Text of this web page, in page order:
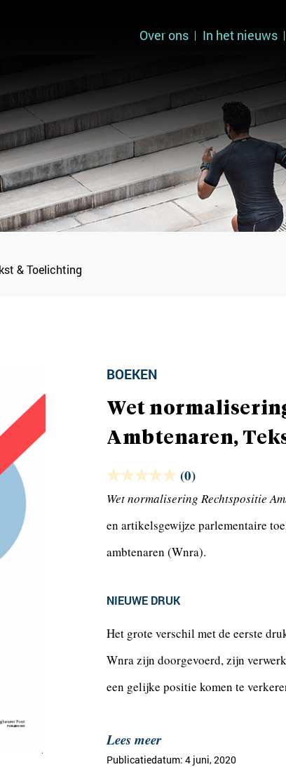
Over ons In het nieuws
& Toelichting
BOEKEN
Wet
Ambtenaren,
(0)
Wet normalisering Rechtspositie
en artikelsgewijze parlementaire
ambtenaren (Wnra).
NIEUWE DRUK
Het grote verschil met de eerste
Wnra zijn doorgevoerd, zijn
een gelijke positie komen te
Lees meer
Publicatiedatum: 4 juni, 2020